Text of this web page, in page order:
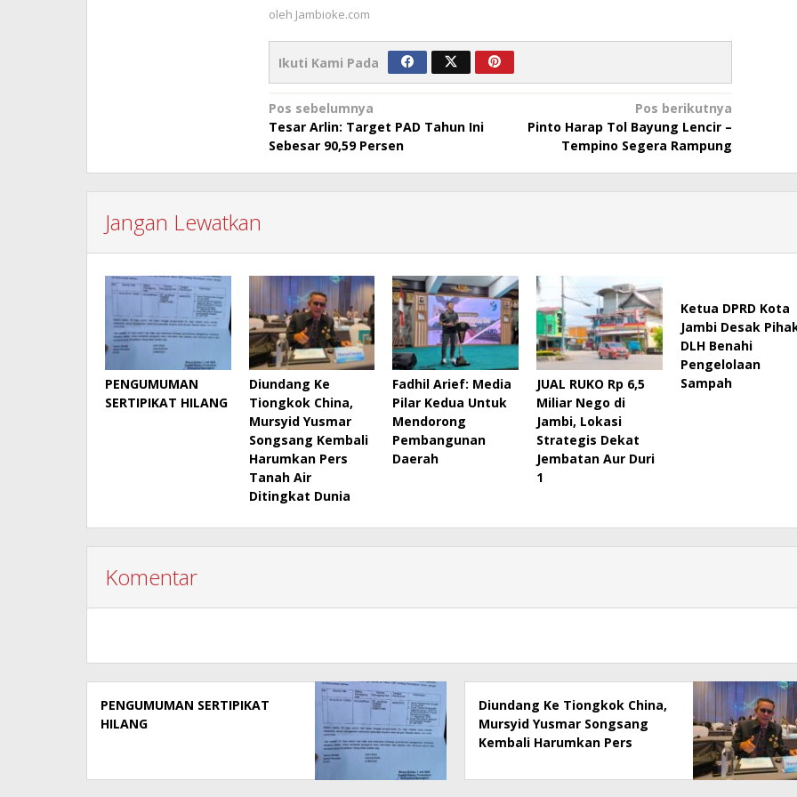
oleh Jambioke.com
Ikuti Kami Pada
Navigasi
pos
Pos sebelumnya
Tesar Arlin: Target PAD Tahun Ini
Sebesar 90,59 Persen
Pos berikutnya
Pinto Harap Tol Bayung Lencir –
Tempino Segera Rampung
Jangan Lewatkan
PENGUMUMAN
SERTIPIKAT HILANG
Diundang Ke
Tiongkok China,
Mursyid Yusmar
Songsang Kembali
Harumkan Pers
Tanah Air
Ditingkat Dunia
Fadhil Arief: Media
Pilar Kedua Untuk
Mendorong
Pembangunan
Daerah
JUAL RUKO Rp 6,5
Miliar Nego di
Jambi, Lokasi
Strategis Dekat
Jembatan Aur Duri
1
Ketua DPRD Kota
Jambi Desak
DLH Benahi
Pengelolaan
Sampah
Komentar
PENGUMUMAN SERTIPIKAT
HILANG
Diundang Ke Tiongkok China,
Mursyid Yusmar Songsang
Kembali Harumkan Pers